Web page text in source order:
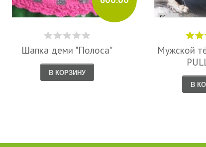
Шапка деми "Полоса"
В КОРЗИНУ
Мужской
В